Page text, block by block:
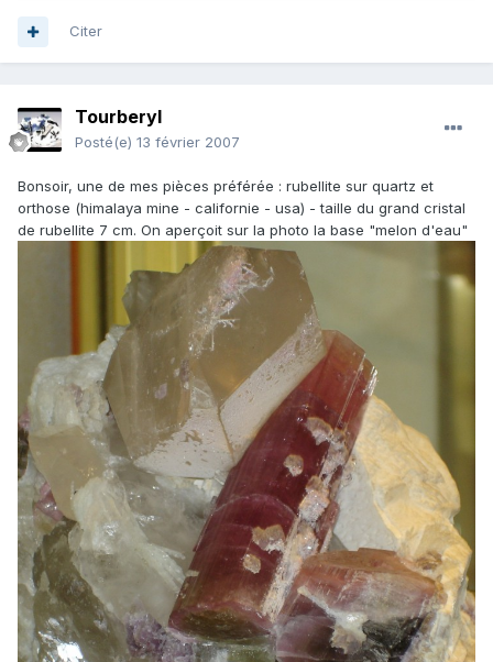
Citer
Tourberyl
Posté(e) 13 février 2007
Bonsoir, une de mes pièces préférée : rubellite sur quartz et
orthose (himalaya mine - californie - usa) - taille du grand cristal
de rubellite 7 cm. On aperçoit sur la photo la base "melon d'eau"